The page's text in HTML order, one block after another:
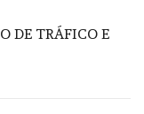
DE TRÁFICO E